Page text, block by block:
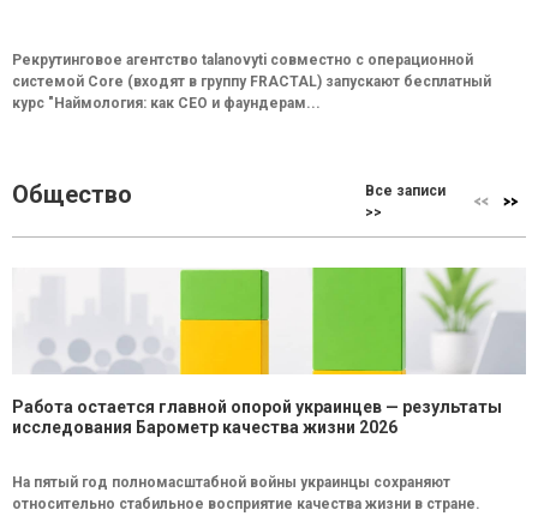
Рекрутинговое агентство talanovyti совместно с операционной
системой Core (входят в группу FRACTAL) запускают бесплатный
курс "Наймология: как СEO и фаундерам...
Общество
Все записи
>>
Работа остается главной опорой украинцев — результаты
исследования Барометр качества жизни 2026
На пятый год полномасштабной войны украинцы сохраняют
относительно стабильное восприятие качества жизни в стране.